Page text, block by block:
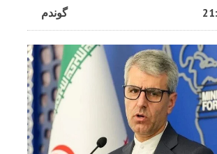
گوندم